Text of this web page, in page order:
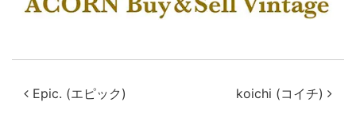
投稿ナビゲーション
Epic. (エピック) koichi (コイチ)